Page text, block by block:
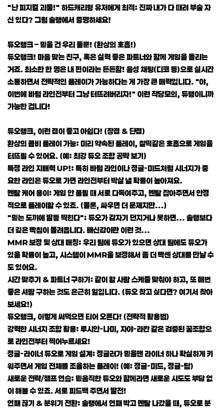
"난 피지컬 괴물!" 하드캐리형 유저에게 최적: 진짜 내가 다 때려 부술 자
신 있다? 그럼 솔랭에서 증명하세요!
듀오랭크 – 믿을 건 우리 둘뿐! (환상의 호흡!)
듀오랭크! 마음 맞는 친구, 혹은 실력 좋은 파트너와 함께 게임을 돌리는
거죠. 최소한 한 명은 내 편이라는 든든함! 음성 채팅(디코 등)으로 실시간
소통하면서 전략적인 플레이가 가능하다는 게 가장 큰 매력입니다. "야,
이번에 바텀 라인전부터 그냥 터뜨려버리자!" 이런 작당모의, 듀랭이니까
가능한 겁니다!
듀오랭크, 이런 점이 좋고 아쉽다! (장점 & 단점)
환상의 콤비 플레이 가능: 미리 약속된 플레이, 찰떡같은 호흡으로 게임을
터뜨릴 수 있어요. (예: 최강 듀오 조합 공략 보기)
특정 라인 지배력 UP!: 특히 바텀 라인이나 정글-미드처럼 시너지가 중
요한 라인은 듀오로 가면 라인전부터 박살 낼 확률이 높아져요.
멘탈 케어 용이: 게임 안 풀릴 때 서로 다독여주고, 멘탈 잡아주면서 안정
적으로 플레이할 수 있죠. (물론, 싸우면 더 문제지만...)
"믿는 도끼에 발등 찍힌다": 듀오가 갑자기 던지거나 못하면... 솔랭보다
더 깊은 빡침이 몰려옵니다. 배신감이란 이런 것...
MMR 보정 및 상대 매칭: 우리 팀에 듀오가 있으면 상대 팀에도 듀오가
있을 확률이 높고, 시스템이 MMR을 보정해서 좀 더 빡센 상대를 만날 수
도 있어요.
시간 맞추기 & 파트너 구하기: 같이 할 사람 스케줄 맞춰야 하고, 또 매번
좋은 셔람 구하는 것도 은근히 일입니다. (듀오 찾고 싶다면? 여기서 찾아
보세요!)
듀오랭크, 이렇게 써먹으면 티어 오른다! (전략적 활용법)
강력한 시너지 조합 활용: 루시안-나미, 자야-라칸 같은 검증된 꿀조합으
로 라인전부터 찍어누르세요!
정글-라이너 듀오로 게임 설계: 정글러가 믿을맨 라이너 하나 확실하게 키
워주면서 게임 전체를 조율하는 플레이! (예: 정글-미드, 정글-탑)
새로운 전략/챔프 연습: 믿음직한 듀오와 함께라면 새로운 시도도 부담 없
이 해볼 수 있죠. 서로 피드백 주면서 발전!
연패 끊기 & 분위기 전환: 솔랭에서 연패 박고 멘탈 나갔을 때, 듀오로 분